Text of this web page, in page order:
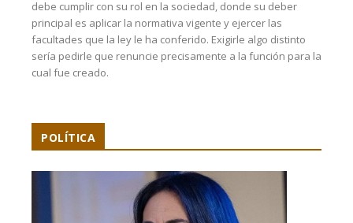
debe cumplir con su rol en la sociedad, donde su deber
principal es aplicar la normativa vigente y ejercer las
facultades que la ley le ha conferido. Exigirle algo distinto
sería pedirle que renuncie precisamente a la función para la
cual fue creado.
POLÍTICA